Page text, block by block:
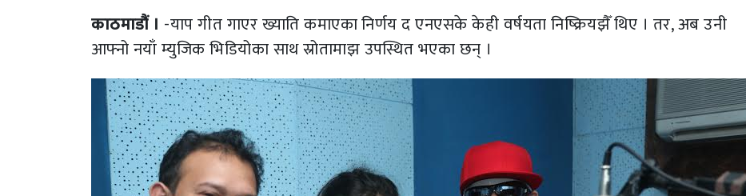
काठमाडौं । -याप गीत गाएर ख्याति कमाएका निर्णय द एनएसके केही वर्षयता निष्क्रियझैँ थिए । तर, अब उनी
आफ्नो नयाँ म्युजिक भिडियोका साथ स्रोतामाझ उपस्थित भएका छन् ।